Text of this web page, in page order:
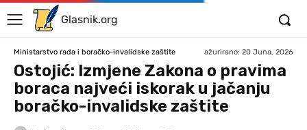
Glasnik.org
Ministarstvo rada i boračko-invalidske zaštite ažurirano: 20 Juna, 2026
Ostojić: Izmjene Zakona o pravima
boraca najveći iskorak u jačanju
boračko-invalidske zaštite